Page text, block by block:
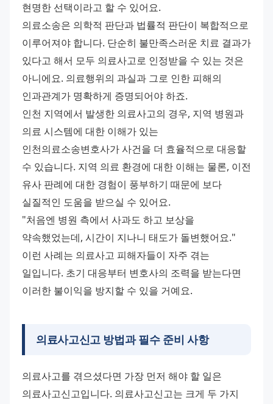
현명한 선택이라고 할 수 있어요.
의료소송은 의학적 판단과 법률적 판단이 복합적으로
이루어져야 합니다. 단순히 불만족스러운 치료 결과가
있다고 해서 모두 의료사고로 인정받을 수 있는 것은
아니에요. 의료행위의 과실과 그로 인한 피해의
인과관계가 명확하게 증명되어야 하죠.
인천 지역에서 발생한 의료사고의 경우, 지역 병원과
의료 시스템에 대한 이해가 있는
인천의료소송변호사가 사건을 더 효율적으로 대응할
수 있습니다. 지역 의료 환경에 대한 이해는 물론, 이전
유사 판례에 대한 경험이 풍부하기 때문에 보다
실질적인 도움을 받으실 수 있어요.
"처음엔 병원 측에서 사과도 하고 보상을
약속했었는데, 시간이 지나니 태도가 돌변했어요."
이런 사례는 의료사고 피해자들이 자주 겪는
일입니다. 초기 대응부터 변호사의 조력을 받는다면
이러한 불이익을 방지할 수 있을 거예요.
의료사고신고 방법과 필수 준비 사항
의료사고를 겪으셨다면 가장 먼저 해야 할 일은
의료사고신고입니다. 의료사고신고는 크게 두 가지